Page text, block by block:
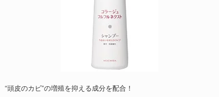
“頭皮のカビ”の増殖を抑える成分を配合！